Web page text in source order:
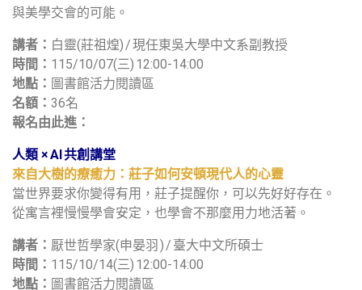
與美學交會的可能。
講者： 白靈(莊祖煌) / 現任東吳大學中文系副教授
時間： 115/10/07(三) 12:00-14:00
地點： 圖書館活力閱讀區
名額： 36名
報名由此進：
人類 × AI 共創講堂
來自大樹的療癒力：莊子如何安頓現代人的心靈
當世界要求你變得有用，莊子提醒你，可以先好好存在。
從寓言裡慢慢學會安定，也學會不那麼用力地活著。
講者： 厭世哲學家(申晏羽 ) / 臺大中文所碩士
時間： 115/10/14(三) 12:00-14:00
地點： 圖書館活力閱讀區